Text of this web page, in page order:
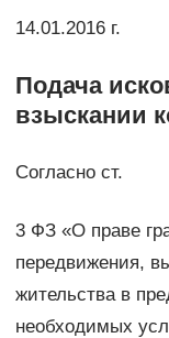
14.01.2016 г.
Подача
взыскании
Согласно ст.
3 ФЗ «О праве
передвижения,
жительства в
необходимых